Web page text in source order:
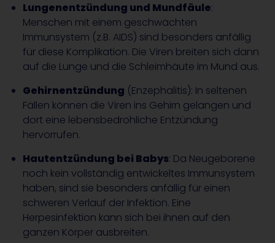
Lungenentzündung und Mundfäule:
Menschen mit einem geschwächten
Immunsystem (z.B. AIDS) sind besonders anfällig
für diese Komplikation. Die Viren breiten sich dann
auf die Lunge und die Schleimhäute im Mund aus.
Gehirnentzündung (Enzephalitis): In seltenen
Fällen können die Viren ins Gehirn gelangen und
dort eine lebensbedrohliche Entzündung
hervorrufen.
Hautentzündung bei Babys: Da Neugeborene
noch kein vollständig entwickeltes Immunsystem
haben, sind sie besonders anfällig für einen
schweren Verlauf der Infektion. Eine
Herpesinfektion kann sich bei ihnen auf den
ganzen Körper ausbreiten.